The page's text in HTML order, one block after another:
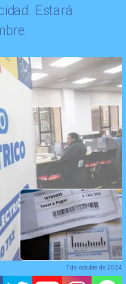
Estará
7 de octubre de 2024